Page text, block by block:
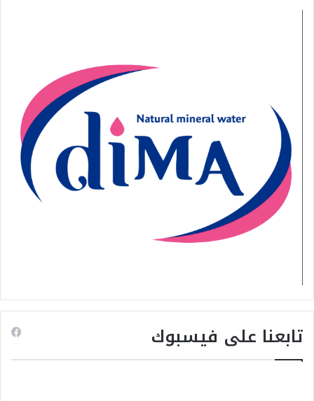
تابعنا على فيسبوك